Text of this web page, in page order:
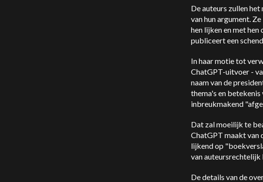
De auteurs zullen
van hun argument.
hen lijken en met
publiceert een
In haar motie tot
ChatGPT-uitvoer -
naam van de
thema's en
inbreukmakend
Dat zal moeilijk te
ChatGPT maakt van
lijkend op
van auteursrechtelijk
De details van de